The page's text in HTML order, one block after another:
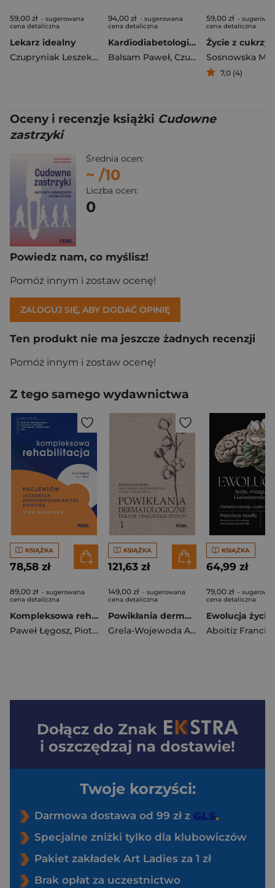
59,00 zł - sugerowana
cena detaliczna
Lekarz idealny
Czupryniak Leszek
,Artur Mamcarz
94,00 zł - sugerowana
cena detaliczna
Kardiodiabetologia. Zagadnienia wybrane. W gabinec
Balsam Paweł, Czupryniak Leszek
59,00 zł -
cena detaliczna
Sosnowska
7,0 (4)
Oceny i recenzje książki Cudowne
zastrzyki
Średnia ocen:
~ /10
Liczba ocen:
0
Powiedz nam, co myślisz!
Pomóż innym i zostaw ocenę!
ZALOGUJ SIĘ, ABY DODAĆ OPINIĘ
Ten produkt nie ma jeszcze żadnych recenzji
Pomóż innym i zostaw ocenę!
Z tego samego wydawnictwa
KSIĄŻKA
78,58 zł
89,00 zł - sugerowana
cena detaliczna
Kompleksowa rehabilitacja pacjentów leczonych endoprotezoplastyką stawową. Staw biodrowy
Paweł Łęgosz, Piotr Turski
KSIĄŻKA
121,63 zł
149,00 zł - sugerowana
cena detaliczna
Powikłania dermatologiczne terapii onkologicznych. Część 1
Grela-Wojewoda Aleksandra
,
KSIĄŻKA
64,99 zł
79,00 zł -
cena detaliczna
Aboitiz
Dołącz do Znak
i oszczędzaj na dostawie!
Twoje korzyści:
Darmowa dostawa od 99 zł z
Specjalne zniżki tylko dla klubowiczów
Pakiet zakładek Art Ladies za 1 zł
Brak opłat za uczestnictwo